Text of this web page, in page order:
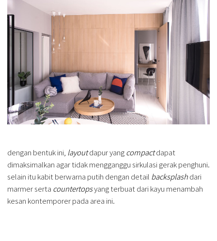
dengan bentuk ini, layoutdapur yangcompactdapat
dimaksimalkan agar tidak mengganggu sirkulasi gerak penghuni.
selain itu kabit berwarna putih dengan detail backsplashdari
marmer serta countertopsyang terbuat dari kayu menambah
kesan kontemporer pada area ini.